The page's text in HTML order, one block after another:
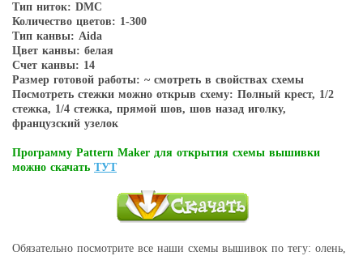
Тип ниток: DMC
Количество цветов: 1-300
Тип канвы: Aida
Цвет канвы: белая
Счет канвы: 14
Размер готовой работы: ~ смотреть в свойствах схемы
Посмотреть стежки можно открыв схему: Полный крест, 1/2
стежка, 1/4 стежка, прямой шов, шов назад иголку,
французский узелок
Программу Pattern Maker для открытия схемы вышивки
можно скачать ТУТ
Обязательно посмотрите все наши схемы вышивок по тегу: олень,